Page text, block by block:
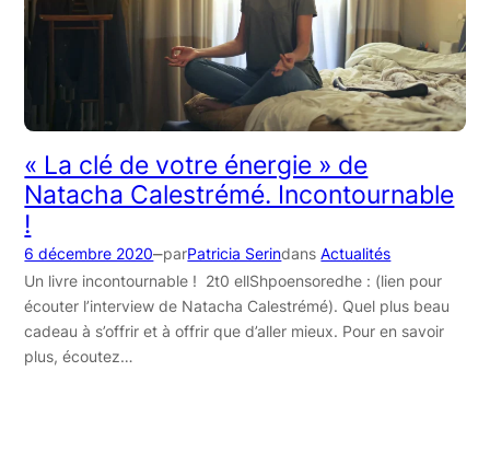
« La clé de votre énergie » de
Natacha Calestrémé. Incontournable
!
6 décembre 2020–parPatricia SerindansActualités
Un livre incontournable ! 2t0 ellShpoensoredhe : (lien pour
écouter l’interview de Natacha Calestrémé). Quel plus beau
cadeau à s’offrir et à offrir que d’aller mieux. Pour en savoir
plus, écoutez…